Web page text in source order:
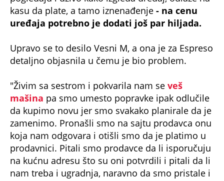
uređaja potrebno je dodati još par hiljada.
detaljno objasnila u čemu je bio problem.
mašinapa smo umesto popravke ipak odlučile
da kupimo novu jer smo svakako planirale da je
zamenimo. Pronašli smo na sajtu prodavca onu
koja nam odgovara i otišli smo da je platimo u
prodavnici. Pitali smo prodavce da li isporučuju
na kućnu adresu što su oni potvrdili i pitali da li
nam treba i ugradnja, naravno da smo pristale i
na to jer nemamo iskustva i kada nam je već